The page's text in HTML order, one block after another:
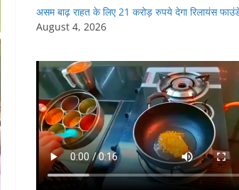
असम बाढ़ राहत के लिए 21 करोड़ रुपये देगा रिलायंस
August 4, 2026